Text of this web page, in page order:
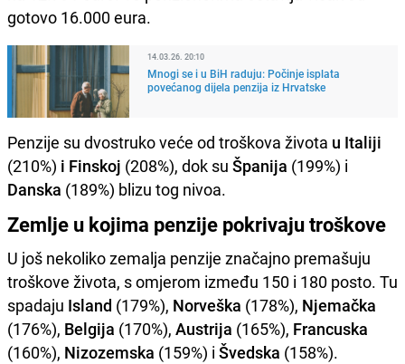
gotovo 16.000 eura.
14.03.26. 20:10
Mnogi se i u BiH raduju: Počinje isplata
povećanog dijela penzija iz Hrvatske
Penzije su dvostruko veće od troškova života u Italiji
(210%) i Finskoj (208%), dok su Španija (199%) i
Danska (189%) blizu tog nivoa.
Zemlje u kojima penzije pokrivaju troškove
U još nekoliko zemalja penzije značajno premašuju
troškove života, s omjerom između 150 i 180 posto. Tu
spadaju Island (179%), Norveška (178%), Njemačka
(176%), Belgija (170%), Austrija (165%), Francuska
(160%), Nizozemska (159%) i Švedska (158%).